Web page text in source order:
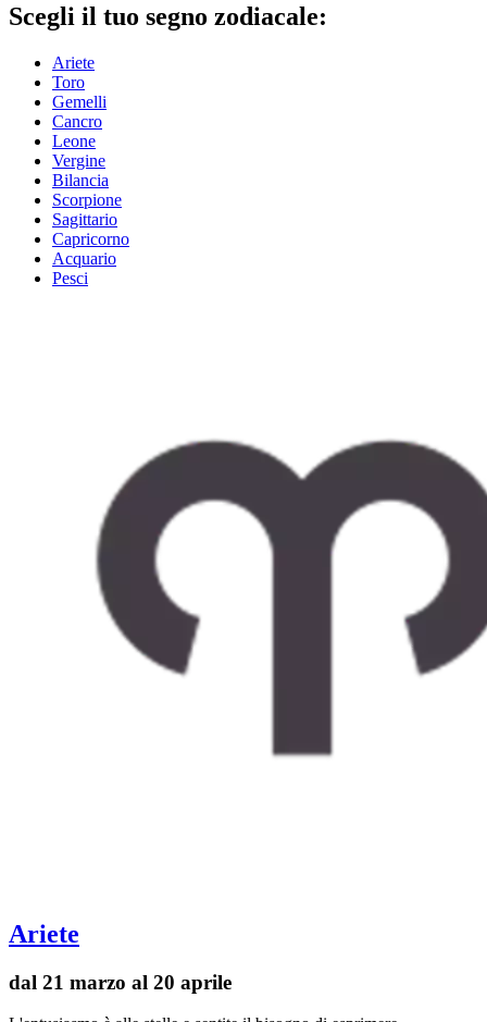
Scegli il tuo segno zodiacale:
Ariete
Toro
Gemelli
Cancro
Leone
Vergine
Bilancia
Scorpione
Sagittario
Capricorno
Acquario
Pesci
Ariete
dal 21 marzo al 20 aprile